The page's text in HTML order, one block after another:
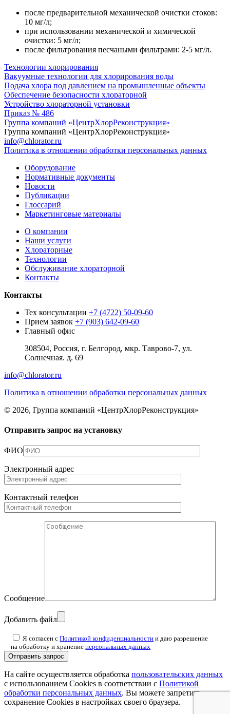
после предварительной механической очистки стоков:
10 мг/л;
при использовании механической и химической
очистки: 5 мг/л;
после фильтрования песчаными фильтрами: 2-5 мг/л.
Технологии хлорирования
Вакуумные технологии для хлорирования воды
Подача хлора под давлением на промышленные объекты
Обеспечение безопасности хлораторной
Устройство хлораторной установки
Приказ № 486
Группа компаний «ЦентрХлорРеконструкция»
Группа компаний «ЦентрХлорРеконструкция»
info@chlorator.ru
Политика в отношении обработки персональных данных
Оборудование
Нормативные документы
Новости
Публикации
Глоссарий
Маркетинговые материалы
О компании
Наши услуги
Хлораторные
Технологии
Обслуживание хлораторной
Контакты
Контакты
Тех консультации +7 (4722) 50-09-60
Прием заявок +7 (903) 642-09-60
Главный офис
308504, Россия, г. Белгород, мкр. Таврово-7, ул.
Солнечная. д. 69
info@chlorator.ru
Политика в отношении обработки персональных данных
© 2026, Группа компаний «ЦентрХлорРеконструкция»
Отправить запрос на установку
ФИО
Электронный адрес
Контактный телефон
Сообщение
Добавить файл
Я согласен сПолитикой конфиденциальности и даю разрешение
на обработку и хранениеперсональных данных
На сайте осуществляется обработка пользовательских данных
с использованием Cookies в соответствии с Политикой
обработки персональных данных. Вы можете запретить
сохранение Cookies в настройках своего браузера.